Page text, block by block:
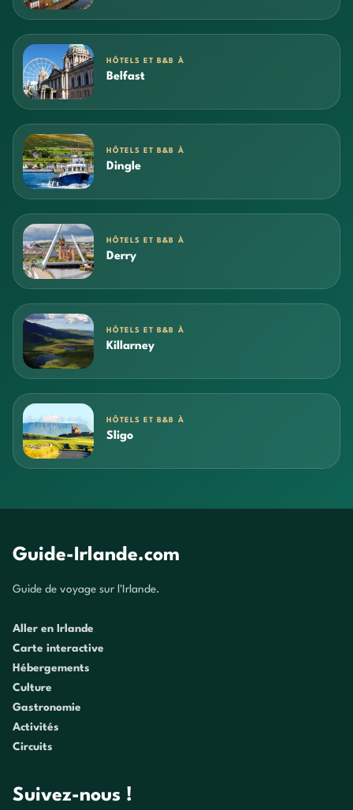
HÔTELS ET B&B À
Belfast
HÔTELS ET B&B À
Dingle
HÔTELS ET B&B À
Derry
HÔTELS ET B&B À
Killarney
HÔTELS ET B&B À
Sligo
Guide-Irlande.com
Guide de voyage sur l'Irlande.
Aller en Irlande
Carte interactive
Hébergements
Culture
Gastronomie
Activités
Circuits
Suivez-nous !